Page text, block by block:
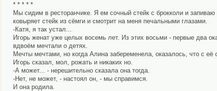
* * * * *
Мы сидим в ресторанчике. Я ем сочный стейк с брокколи и
ковыряет стейк из сёмги и смотрит на меня печальными глазами.
-Катя, я так устал...
Игорь женат уже целых восемь лет. Из этих восьми - первые два
вдвоём мечтали о детях.
Мечты мечтами, но когда Алина забеременела, оказалось, что с
Игорь сказал, мол, рожать и никаких но.
-А может... - нерешительно сказала она тогда.
-Нет, не может, - настоял он, - мы справимся.
И она родила.